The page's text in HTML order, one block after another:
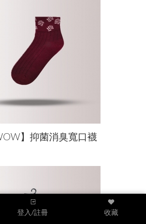
登入/註冊 收藏
】抑菌消臭寬口襪